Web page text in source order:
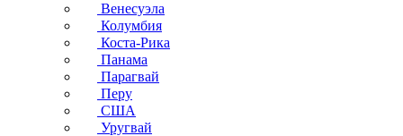
Венесуэла
Колумбия
Коста-Рика
Панама
Парагвай
Перу
США
Уругвай